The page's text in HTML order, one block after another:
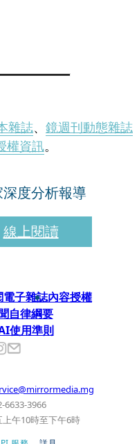
雜誌、 鏡週刊動態雜誌
權資訊。
度分析報導
線上閱讀
電子雜誌內容授權
自律綱要
使用準則
6633-3966
午10時至下午6時